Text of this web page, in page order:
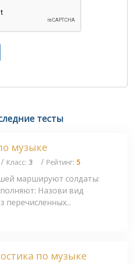
тесты
музыке
/ Класс: 3 / Рейтинг: 5
маршируют солдаты:
Назови вид
перечисленных...
по музыке